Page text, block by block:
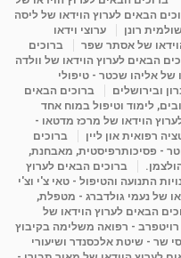
09:12
הבאים לערוץ הוידאו של ליסה
רונן
ערוצי וידאו
של אסתר שפר
ברוכים
הבאים לערוץ הוידאו של וולדה
של אליהו שכטר - טיפולי
ובירושלים
ברוכים הבאים
לימוד וטיפול במוח אחד
הוידאו של מרכז מדטאו -
רפואית און ליין
ברוכים
- פסיכותרפיסטית, מאבחנת,
ברוכים הבאים לערוץ
התנועה והטיפול - טאי צ'י וצ'י
של נעמי גולדברג - מטפלת,
הבאים לערוץ הוידאו של
רויטפרב - רפואה משלימה בקיבוץ
שר - שיטת אלכסנדר ושיעורי